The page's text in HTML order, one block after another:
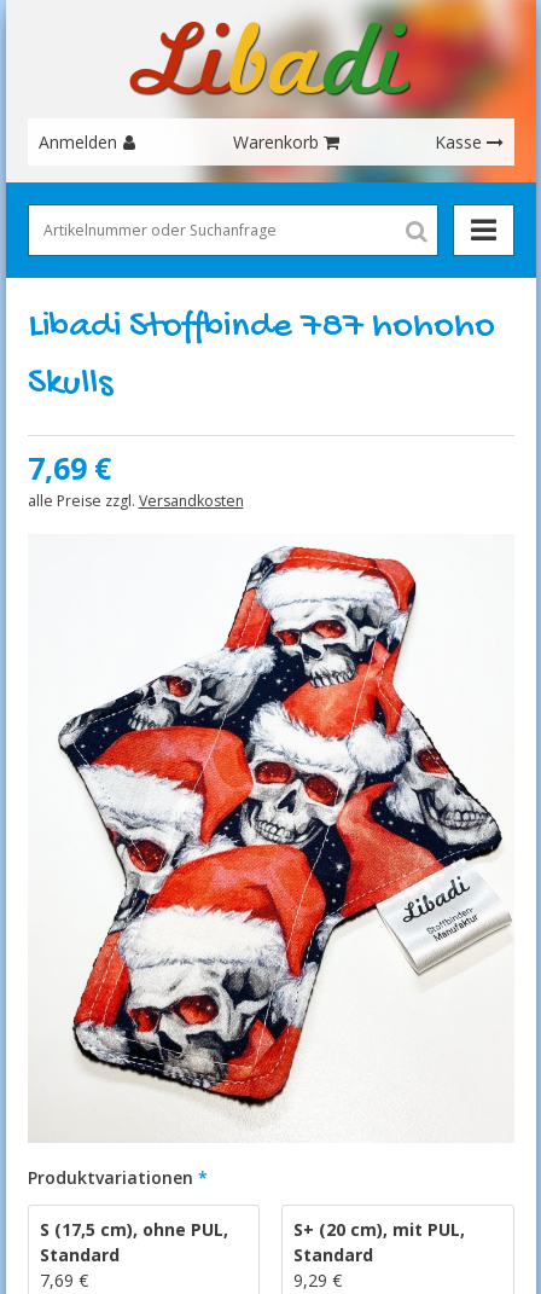
Anmelden Warenkorb Kasse
Libadi Stoffbinde 787 hohoho
Skulls
7,69 €
alle Preise zzgl. Versandkosten
Produktvariationen
S (17,5 cm), ohne PUL,
Standard
7,69 €
S+ (20 cm), mit PUL,
Standard
9,29 €